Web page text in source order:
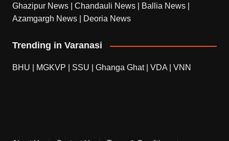
Ghazipur News
Chandauli News Ballia News
Azamgargh News
Deoria News
Trending in Varanasi
BHU MGKVP SSU Ghanga Ghat| VDA VNN